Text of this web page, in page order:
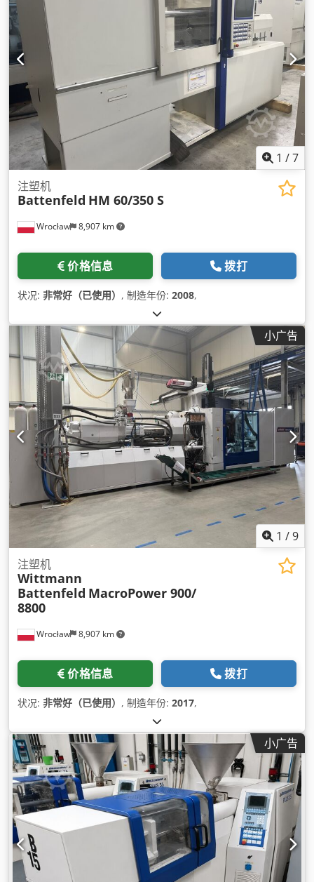
1 /7
Wrocław 8,907 km
注塑机
Battenfeld HM 60/350 S
价格信息 拨打
状况: 非常好（已使用） , 制造年份: 2008,
小广告
1 /9
Wrocław 8,907 km
注塑机
Wittmann
Battenfeld MacroPower 900/
8800
价格信息 拨打
状况: 非常好（已使用） , 制造年份: 2017,
小广告